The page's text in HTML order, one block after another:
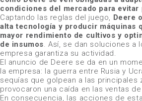
condiciones del mercado para evitar
Captando las reglas del juego, Deere
alta tecnología y producir máquinas
mayor rendimiento de cultivos y
de insumos. Así, se dan soluciones a
empresa garantiza su actividad.
El anuncio de Deere se da en un
la empresa: la guerra entre Rusia y
sequías que golpean a las principales
provocaron una caída en las ventas
En consecuencia, las acciones de